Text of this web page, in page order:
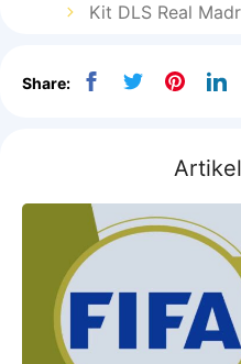
Kit DLS Real
Share: